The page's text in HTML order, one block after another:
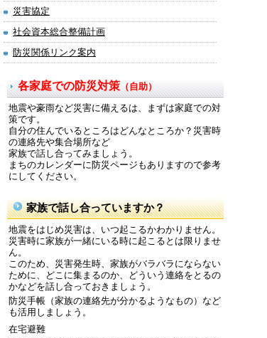
災害協定
社会資本総合整備計画
防災関係リンク案内
各家庭での防災対策 （自助）
地震や豪雨など災害に備えるは、まずは家庭での対
策です。
自分の住んでいるところはどんなところか？災害時
の連絡先や集合場所など
家族で話し合ってみましょう。
まちのカレンダーに防災ページもありますので参考
にしてください。
家族で話し合っていますか？
地震をはじめ災害は、いつ起こるかわかりません。
災害時に家族が一緒にいる時に起こるとは限りませ
ん。
このため、災害発生時、家族がバラバラにならない
ために、どこに集まるのか、どういう連絡をとるの
かなどを話し合っておきましょう。
防災手帳（家族の連絡先が分かるようなもの）など
も活用しましょう。
在宅避難